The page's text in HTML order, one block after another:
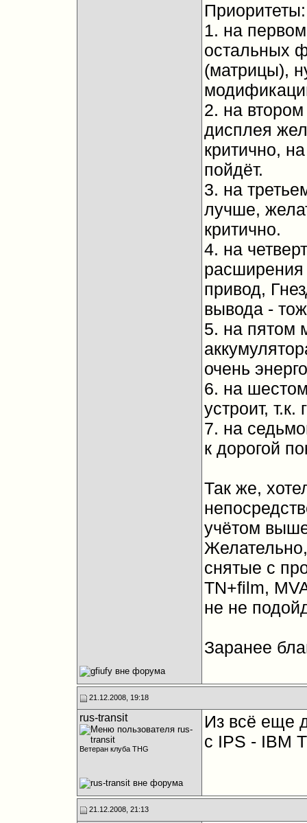
Приоритеты:
1. на
остальных
(матрицы),
2. на
дисплея
критично,
пойдёт.
3. на
лучше,
критично.
4. на
расширения
привод,
вывода -
5. на пятом
очень
6. на
устроит,
7. на
к дорогой
Так же,
учётом
снятые с
TN+film,
не не
Заранее
21.12.2008, 19:18
rus-transit
Ветеран клуба THG
Из всё еще
c IPS - IBM
21.12.2008, 21:13